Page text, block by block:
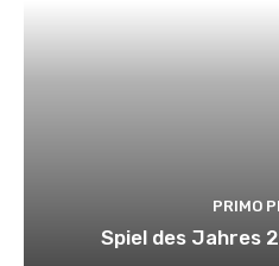
PRIMO
Spiel des Jahres